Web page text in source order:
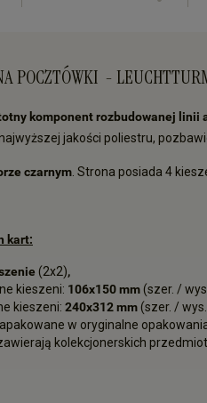
POCZTÓWKI -
komponent rozbudowanej linii
jakości poliestru,
czarnym . Strona posiada 4
kart:
(2x2),
kieszeni: 106x150 mm(szer. /
kieszeni: 240x312 mm(szer. /
w oryginalne
kolekcjonerskich